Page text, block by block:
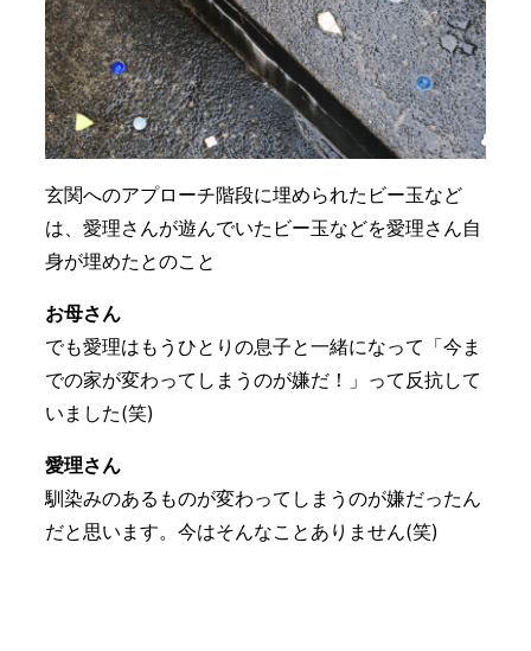
玄関へのアプローチ階段に埋められたビー玉など
は、愛理さんが遊んでいたビー玉などを愛理さん自
身が埋めたとのこと
お母さん
でも愛理はもうひとりの息子と一緒になって「今ま
での家が変わってしまうのが嫌だ！」って反抗して
いました(笑)
愛理さん
馴染みのあるものが変わってしまうのが嫌だったん
だと思います。今はそんなことありません(笑)